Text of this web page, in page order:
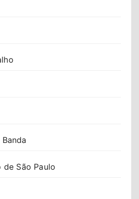
São Paulo